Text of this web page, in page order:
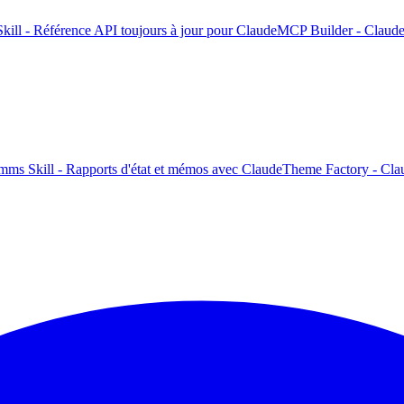
- Référence API toujours à jour pour ClaudeMCP Builder -
Skill - Rapports d'état et mémos avec ClaudeTheme Factory -